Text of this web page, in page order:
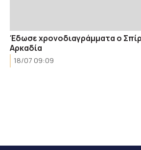
Έδωσε χρονοδιαγράμματα ο
Αρκαδία
18/07 09:09